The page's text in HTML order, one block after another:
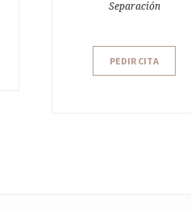
Separación
PEDIR CITA